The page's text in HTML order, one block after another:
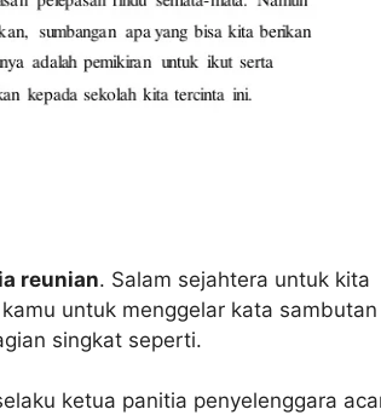
reunian. Salam sejahtera untuk kita
untuk menggelar kata sambutan
singkat seperti.
ketua panitia penyelenggara